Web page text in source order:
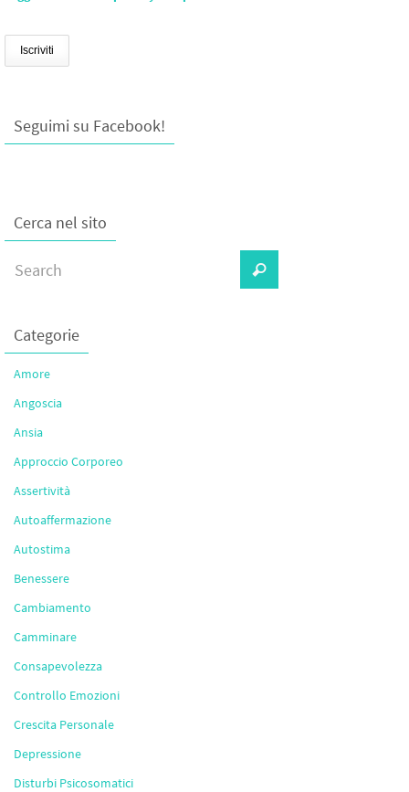
Seguimi su Facebook!
Cerca nel sito
Categorie
Amore
Angoscia
Ansia
Approccio Corporeo
Assertività
Autoaffermazione
Autostima
Benessere
Cambiamento
Camminare
Consapevolezza
Controllo Emozioni
Crescita Personale
Depressione
Disturbi Psicosomatici